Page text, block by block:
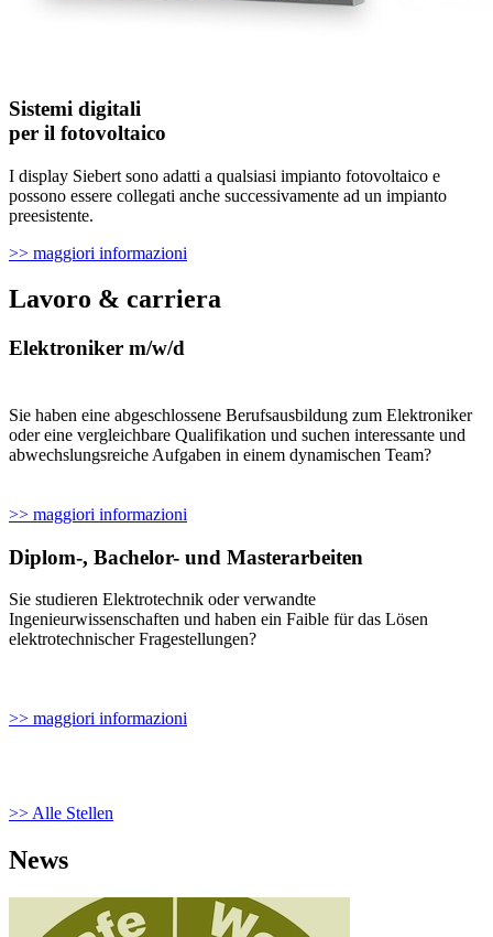
Sistemi digitali
per il fotovoltaico
I display Siebert sono adatti a qualsiasi impianto fotovoltaico e
possono essere collegati anche successivamente ad un impianto
preesistente.
>> maggiori informazioni
Lavoro & carriera
Elektroniker m/w/d
Sie haben eine abgeschlossene Berufsausbildung zum Elektroniker
oder eine vergleichbare Qualifikation und suchen interessante und
abwechslungsreiche Aufgaben in einem dynamischen Team?
>> maggiori informazioni
Diplom-, Bachelor- und Masterarbeiten
Sie studieren Elektrotechnik oder verwandte
Ingenieurwissenschaften und haben ein Faible für das Lösen
elektrotechnischer Fragestellungen?
>> maggiori informazioni
>> Alle Stellen
News